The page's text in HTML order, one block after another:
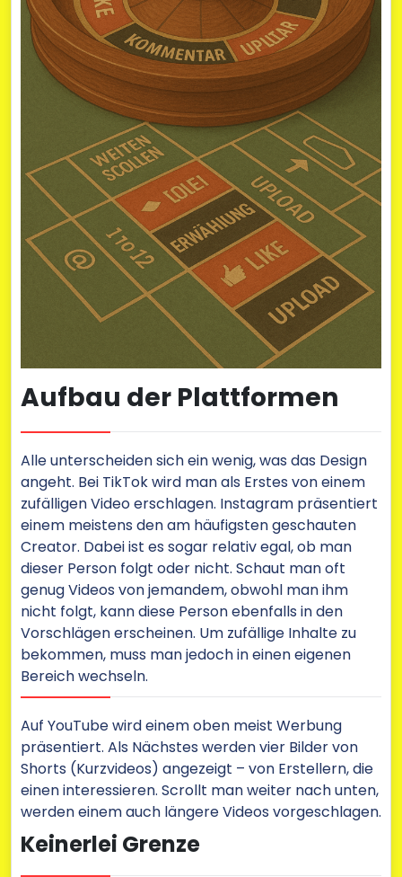
Aufbau der Plattformen
Alle unterscheiden sich ein wenig, was das Design
angeht. Bei TikTok wird man als Erstes von einem
zufälligen Video erschlagen. Instagram präsentiert
einem meistens den am häufigsten geschauten
Creator. Dabei ist es sogar relativ egal, ob man
dieser Person folgt oder nicht. Schaut man oft
genug Videos von jemandem, obwohl man ihm
nicht folgt, kann diese Person ebenfalls in den
Vorschlägen erscheinen. Um zufällige Inhalte zu
bekommen, muss man jedoch in einen eigenen
Bereich wechseln.
Auf YouTube wird einem oben meist Werbung
präsentiert. Als Nächstes werden vier Bilder von
Shorts (Kurzvideos) angezeigt – von Erstellern, die
einen interessieren. Scrollt man weiter nach unten,
werden einem auch längere Videos vorgeschlagen.
Keinerlei Grenze